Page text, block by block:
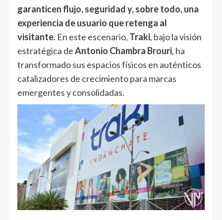
garanticen flujo, seguridad y, sobre todo, una
experiencia de usuario que retenga al
visitante. En este escenario, Traki, bajo la visión
estratégica deAntonio Chambra Brouri, ha
transformado sus espacios físicos en auténticos
catalizadores de crecimiento para marcas
emergentes y consolidadas.